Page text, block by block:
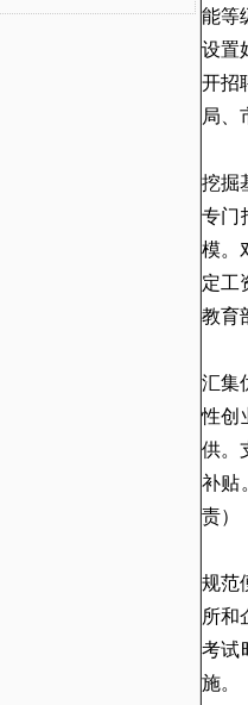
能等
设置
开招
局、
挖掘
专门
模。
定工
教育
汇集
性创
供。
补贴
责）
规范
所和
考试
施。